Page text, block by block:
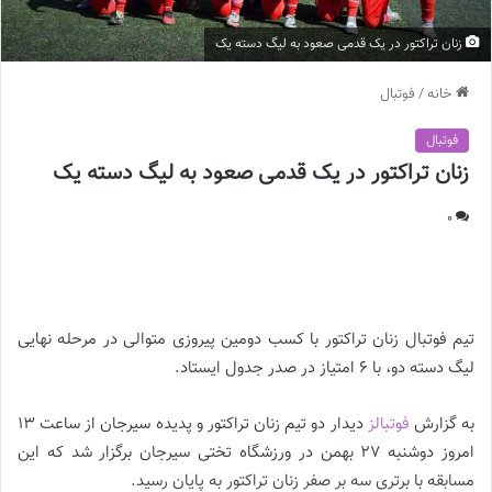
زنان تراکتور در یک قدمی صعود به لیگ‌ دسته یک
خانه/ فوتبال
فوتبال
زنان تراکتور در یک قدمی صعود به لیگ‌ دسته یک
0
تیم فوتبال زنان تراکتور با کسب دومین پیروزی متوالی در مرحله نهایی
لیگ دسته دو، با ۶ امتیاز در صدر جدول ایستاد.
به گزارش فوتبالز
دیدار دو تیم زنان تراکتور و پدیده سیرجان از ساعت ۱۳
امروز دوشنبه ۲۷ بهمن در ورزشگاه تختی سیرجان برگزار شد که این
مسابقه با برتری سه بر صفر زنان تراکتور به پایان رسید.